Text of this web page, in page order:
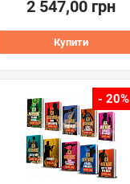
2 547,00 грн
Купити
- 20%